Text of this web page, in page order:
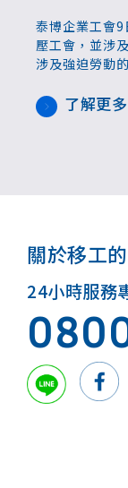
泰博企業工會
壓工會，並涉
涉及強迫勞動
拿出捍衛勞權
了解更多
關於移工
24小時服務